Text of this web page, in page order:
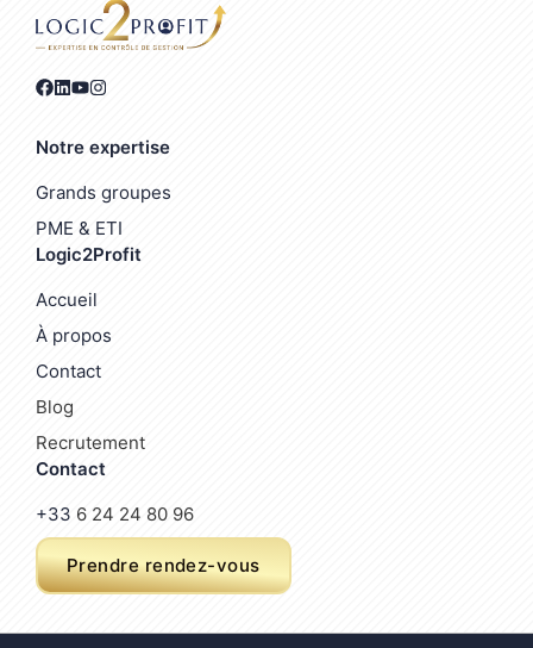
Notre expertise
Grands groupes
PME & ETI
Logic2Profit
Accueil
À propos
Contact
Blog
Recrutement
Contact
+33 6 24 24 80 96
Prendre rendez-vous